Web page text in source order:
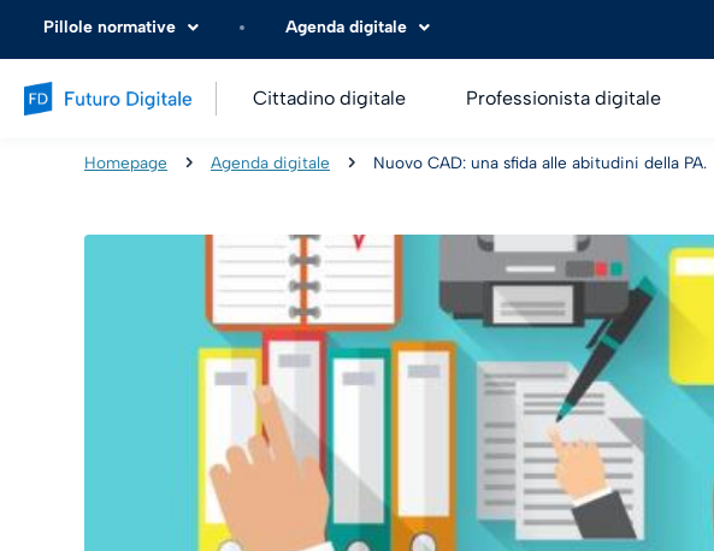
Pillole normative Agenda digitale
Cittadino digitale Professionista digitale
Homepage Agenda digitale Nuovo CAD: una sfida alle abitudini della PA.